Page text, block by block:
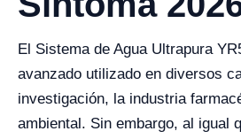
El Sistema de Agua Ultrapura
avanzado utilizado en diversos
investigación, la industria
ambiental. Sin embargo, al igual